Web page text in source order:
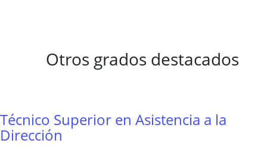
Otros grados destacados
Técnico Superior en Asistencia a la
Dirección